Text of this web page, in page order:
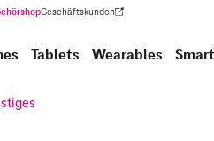
Geschäftskunden
(Wird in einem neuen Tab geöffnet)
Tablets Wearables